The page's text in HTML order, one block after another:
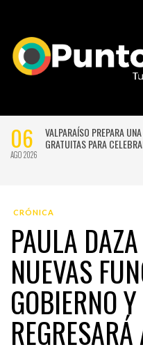
06
AGO 2026
VALPARAÍSO PREPARA
GRATUITAS PARA
CRÓNICA
PAULA
NUEVAS
GOBIERNO